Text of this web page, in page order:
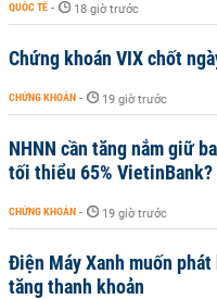
QUỐC TẾ - 18 giờ trước
Chứng khoán VIX chốt
CHỨNG KHOÁN - 19 giờ trước
NHNN cần tăng nắm giữ
tối thiểu 65% VietinBank?
CHỨNG KHOÁN - 19 giờ trước
Điện Máy Xanh muốn
tăng thanh khoản